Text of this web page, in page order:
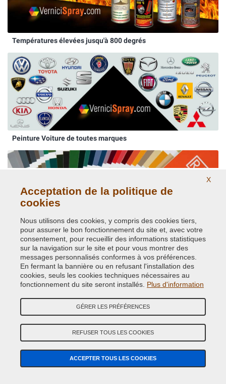
Températures élevées jusqu'à 800 degrés
Peinture Voiture de toutes marques
Peintures nuancier RAL K7
X
Acceptation de la politique de
cookies
Nous utilisons des cookies, y compris des cookies tiers,
pour assurer le bon fonctionnement du site et, avec votre
consentement, pour recueillir des informations statistiques
sur la navigation sur le site et pour vous montrer des
messages personnalisés conformes à vos préférences.
En fermant la bannière ou en refusant l'installation des
cookies, seuls les cookies techniques nécessaires au
fonctionnement du site seront installés. Plus d'information
GÉRER LES PRÉFÉRENCES
REFUSER TOUS LES COOKIES
ACCEPTER TOUS LES COOKIES